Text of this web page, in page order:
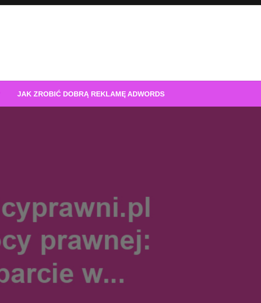
JAK ZROBIĆ DOBRĄ REKLAMĘ ADWORDS